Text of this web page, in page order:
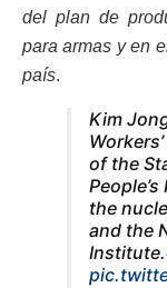
del plan de
para armas y en
país.
Kim
of the
the
and the
Institute.